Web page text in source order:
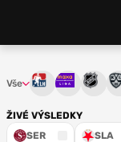
ŽIVÉ VÝSLEDKY
SER
SLA
Vše Tipsport extraliga
Maxa ligaNHL